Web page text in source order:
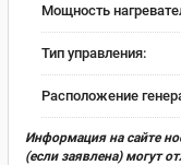
Мощность
Тип управления:
Расположение
Информация на сайте
(если заявлена) могут